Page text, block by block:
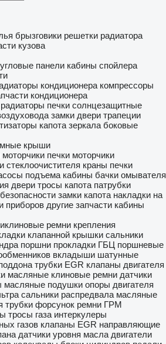
брызговики решетки радиатора
кузова
угловые панели кабины спойлера
кондиционера компрессоры
кондиционера
радиаторы печки солнцезащитные
замки двери трапеции
капота зеркала боковые
крыши
моторчики печки моторчики
стеклоочистителя краны печки
подъема кабины бачки омывателя
двери тросы капота патрубки
замки капота накладки на
приборов другие запчасти кабины
ремни крепления
клапанной крышки сальники
поршни прокладки ГБЦ поршневые
вкладыши шатунные
трубки EGR клапаны двигателя
масляные клиновые ремни датчики
масляные подушки опоры двигателя
сальники распредвала масляные
трубки форсунок ремни ГРМ
тросы газа интеркулеры
газов клапаны EGR направляющие
датчики уровня масла двигатели